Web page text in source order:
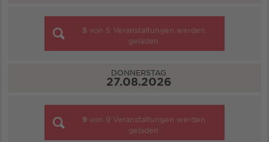
5 von 5 Veranstaltungen werden
geladen
DONNERSTAG
27.08.2026
9 von 9 Veranstaltungen werden
geladen